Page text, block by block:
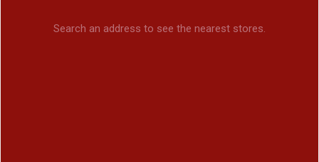
Search an address to see the nearest stores.